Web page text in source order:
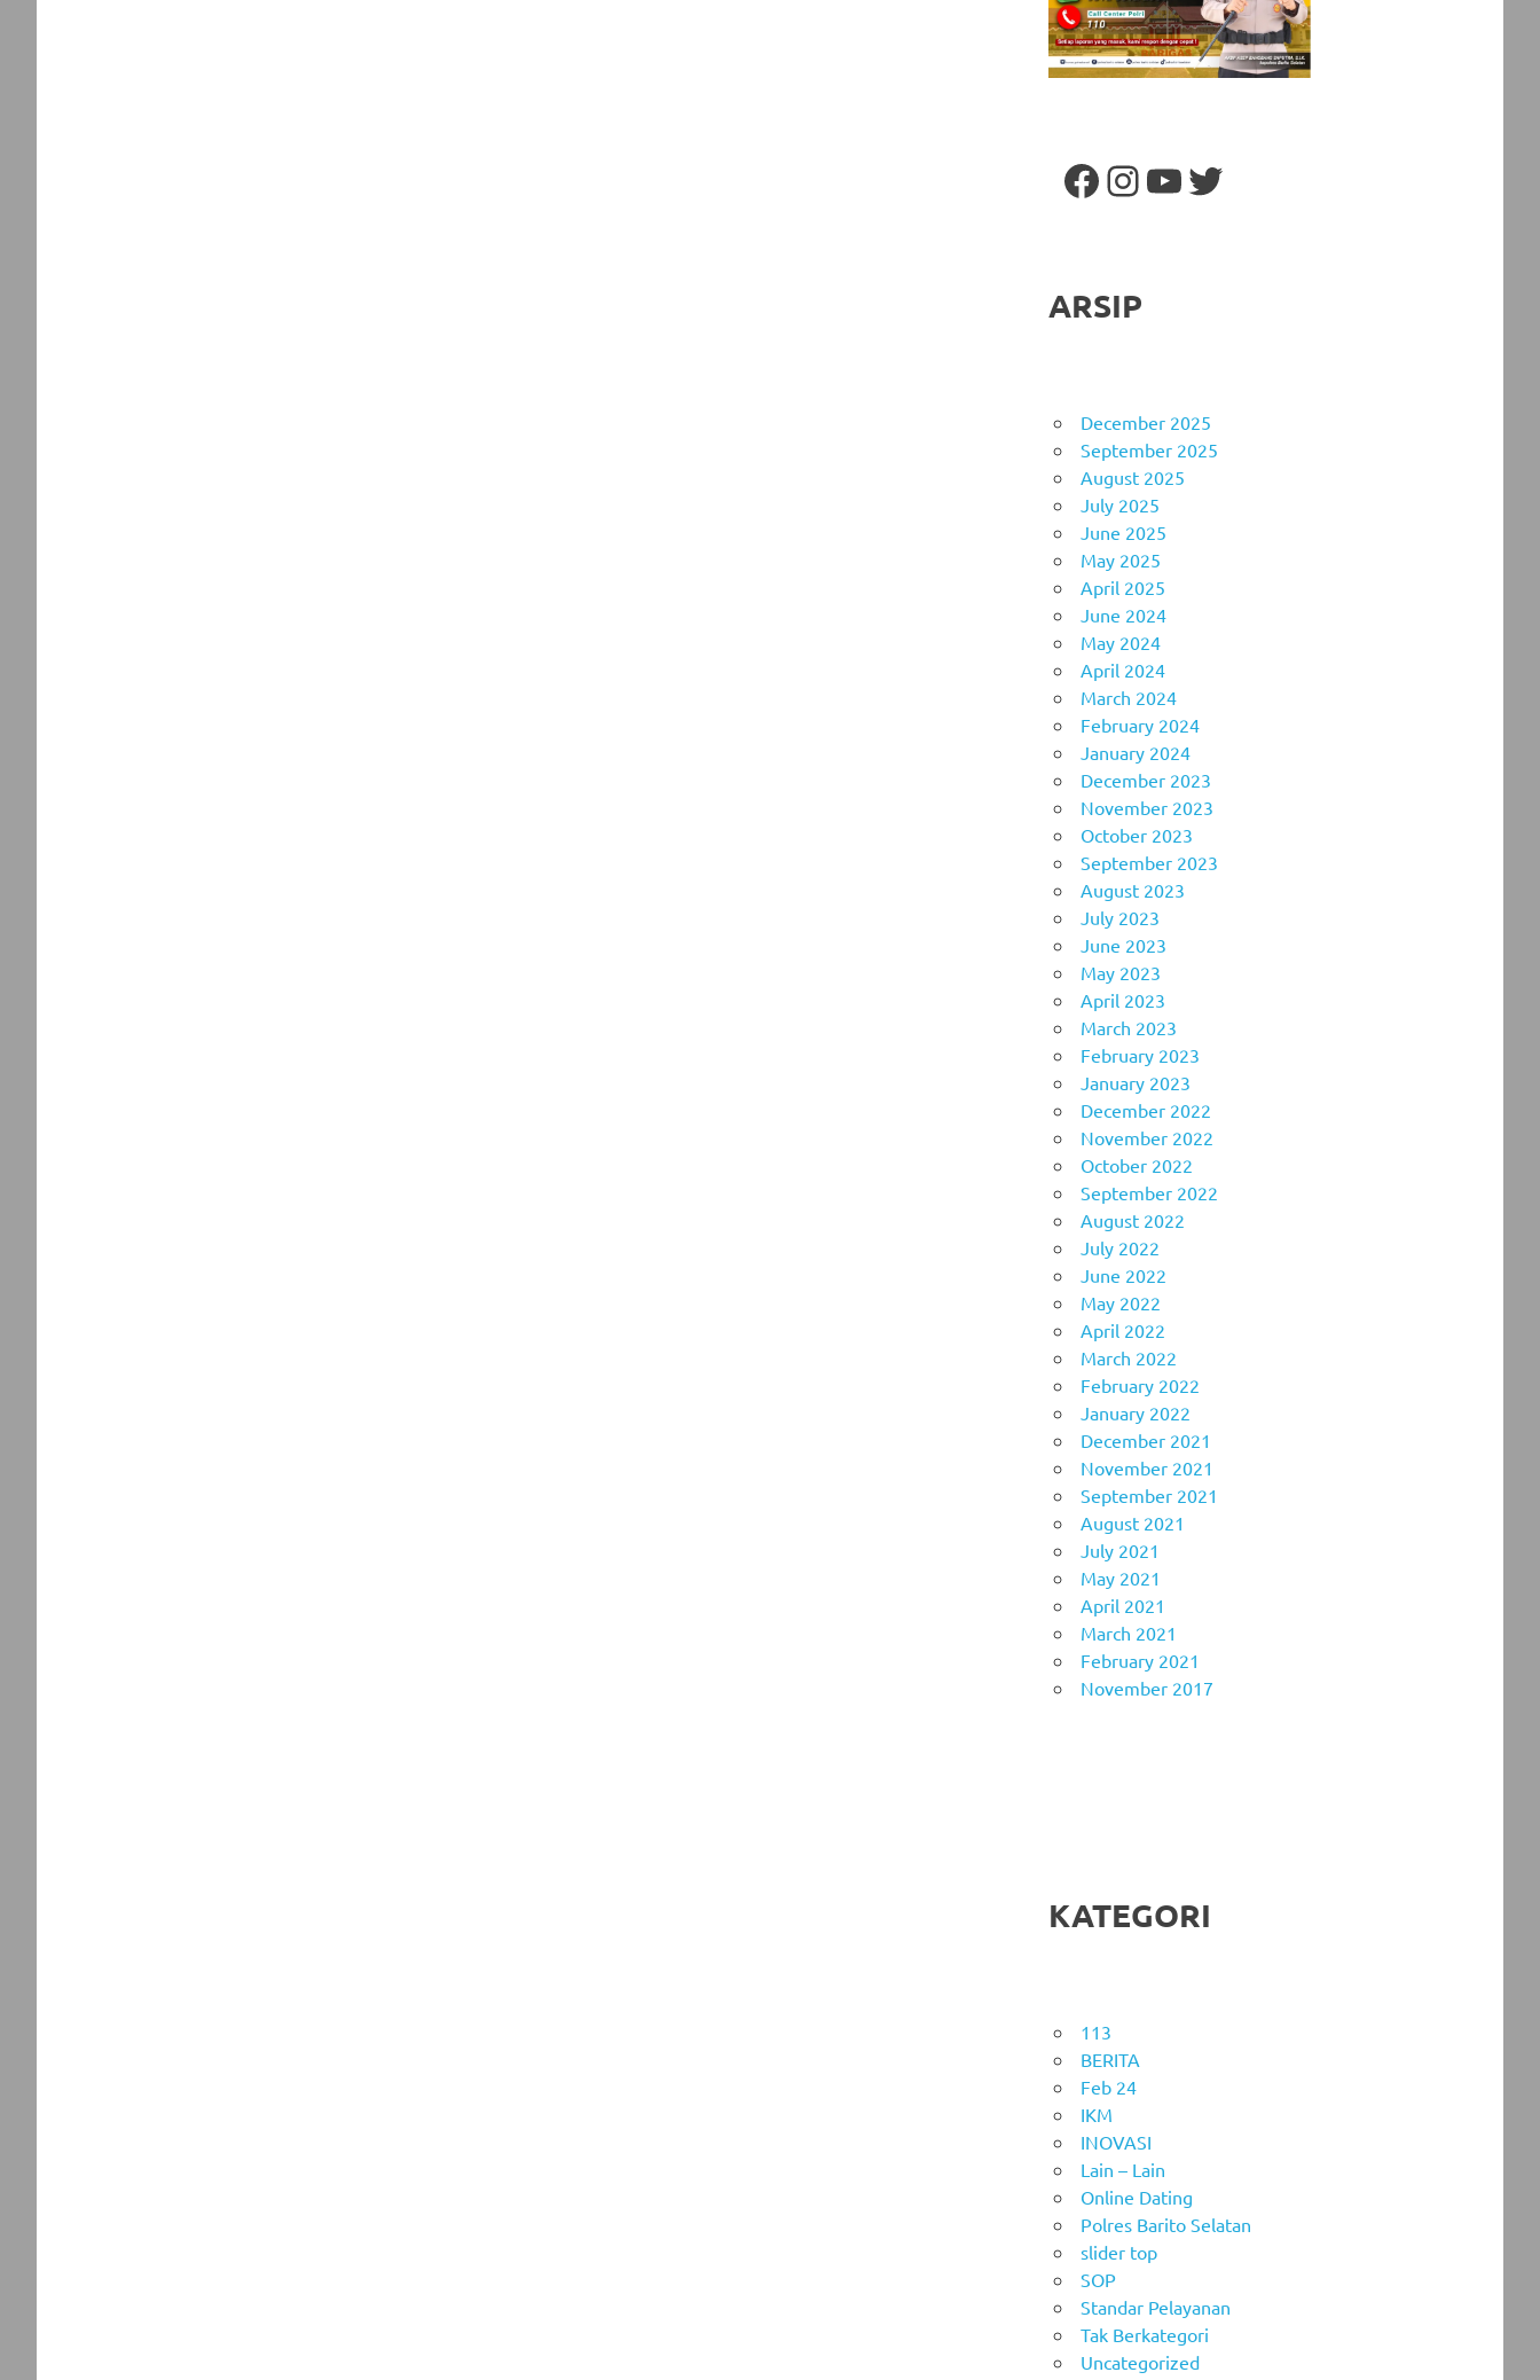
Facebook
Instagram
YouTube
Twitter
ARSIP
December 2025
September 2025
August 2025
July 2025
June 2025
May 2025
April 2025
June 2024
May 2024
April 2024
March 2024
February 2024
January 2024
December 2023
November 2023
October 2023
September 2023
August 2023
July 2023
June 2023
May 2023
April 2023
March 2023
February 2023
January 2023
December 2022
November 2022
October 2022
September 2022
August 2022
July 2022
June 2022
May 2022
April 2022
March 2022
February 2022
January 2022
December 2021
November 2021
September 2021
August 2021
July 2021
May 2021
April 2021
March 2021
February 2021
November 2017
KATEGORI
113
BERITA
Feb 24
IKM
INOVASI
Lain – Lain
Online Dating
Polres Barito Selatan
slider top
SOP
Standar Pelayanan
Tak Berkategori
Uncategorized